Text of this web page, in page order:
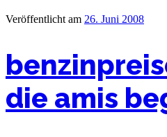
Veröffentlicht am 26. Juni 2008
die amis